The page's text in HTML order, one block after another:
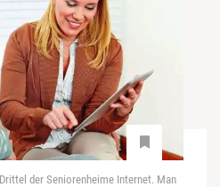
der Seniorenheime Internet. Man